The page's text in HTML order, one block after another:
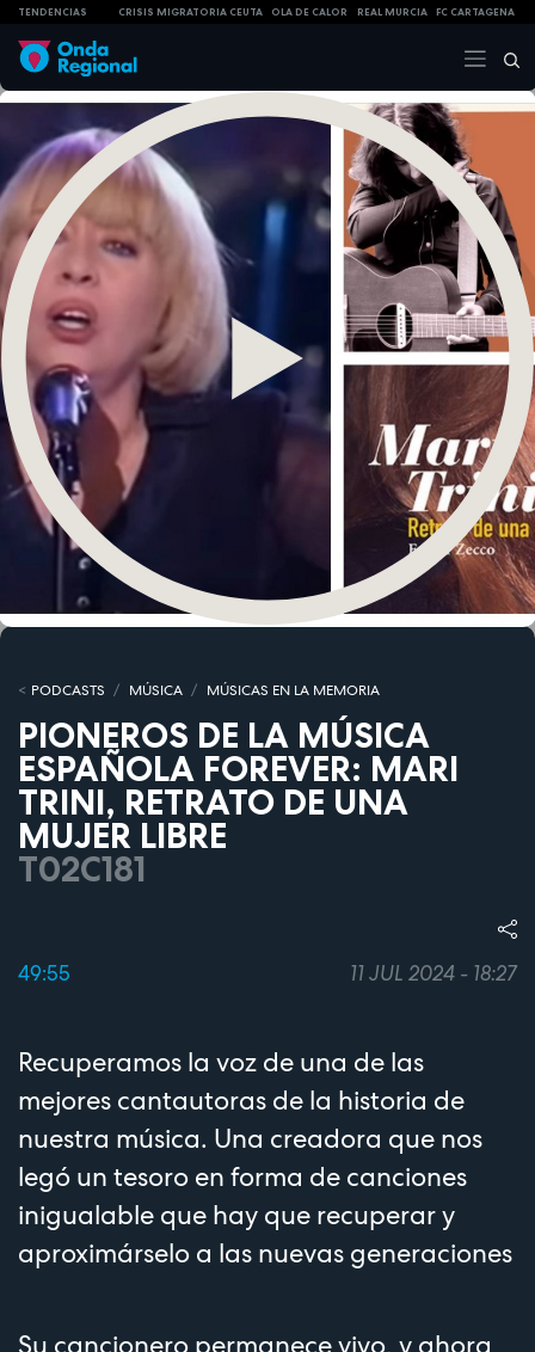
TENDENCIAS CRISIS MIGRATORIA CEUTA OLA DE CALOR REAL MURCIA FC CARTAGENA
PODCASTS MÚSICA MÚSICAS EN LA MEMORIA
PIONEROS DE LA MÚSICA
ESPAÑOLA FOREVER: MARI
TRINI, RETRATO DE UNA
MUJER LIBRE
T02C181
49:55 11 JUL 2024 - 18:27
Recuperamos la voz de una de las
mejores cantautoras de la historia de
nuestra música. Una creadora que nos
legó un tesoro en forma de canciones
inigualable que hay que recuperar y
aproximárselo a las nuevas generaciones
Su cancionero permanece vivo, y ahora